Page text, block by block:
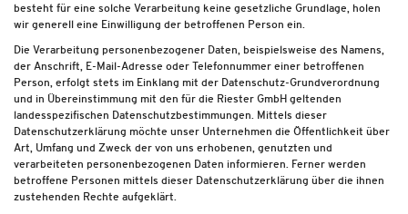
besteht für eine solche Verarbeitung keine gesetzliche Grundlage, holen
wir generell eine Einwilligung der betroffenen Person ein.
Die Verarbeitung personenbezogener Daten, beispielsweise des Namens,
der Anschrift, E-Mail-Adresse oder Telefonnummer einer betroffenen
Person, erfolgt stets im Einklang mit der Datenschutz-Grundverordnung
und in Übereinstimmung mit den für die Riester GmbH geltenden
landesspezifischen Datenschutzbestimmungen. Mittels dieser
Datenschutzerklärung möchte unser Unternehmen die Öffentlichkeit über
Art, Umfang und Zweck der von uns erhobenen, genutzten und
verarbeiteten personenbezogenen Daten informieren. Ferner werden
betroffene Personen mittels dieser Datenschutzerklärung über die ihnen
zustehenden Rechte aufgeklärt.